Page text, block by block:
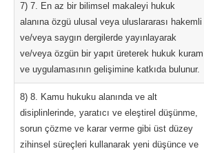
7) 7. En az bir bilimsel makaleyi hukuk
alanına özgü ulusal veya uluslararası hakemli
ve/veya saygın dergilerde yayınlayarak
ve/veya özgün bir yapıt üreterek hukuk kuram
ve uygulamasının gelişimine katkıda bulunur.
8) 8. Kamu hukuku alanında ve alt
disiplinlerinde, yaratıcı ve eleştirel düşünme,
sorun çözme ve karar verme gibi üst düzey
zihinsel süreçleri kullanarak yeni düşünce ve